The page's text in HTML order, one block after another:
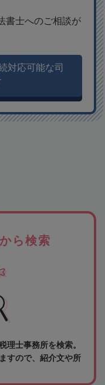
書士へのご相談が
対応可能な司
ら検索
理士事務所を検索。
すので、紹介文や所